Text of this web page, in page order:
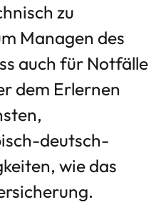
zu
Managen des
auch für Notfälle
dem Erlernen
deutsch-
wie das